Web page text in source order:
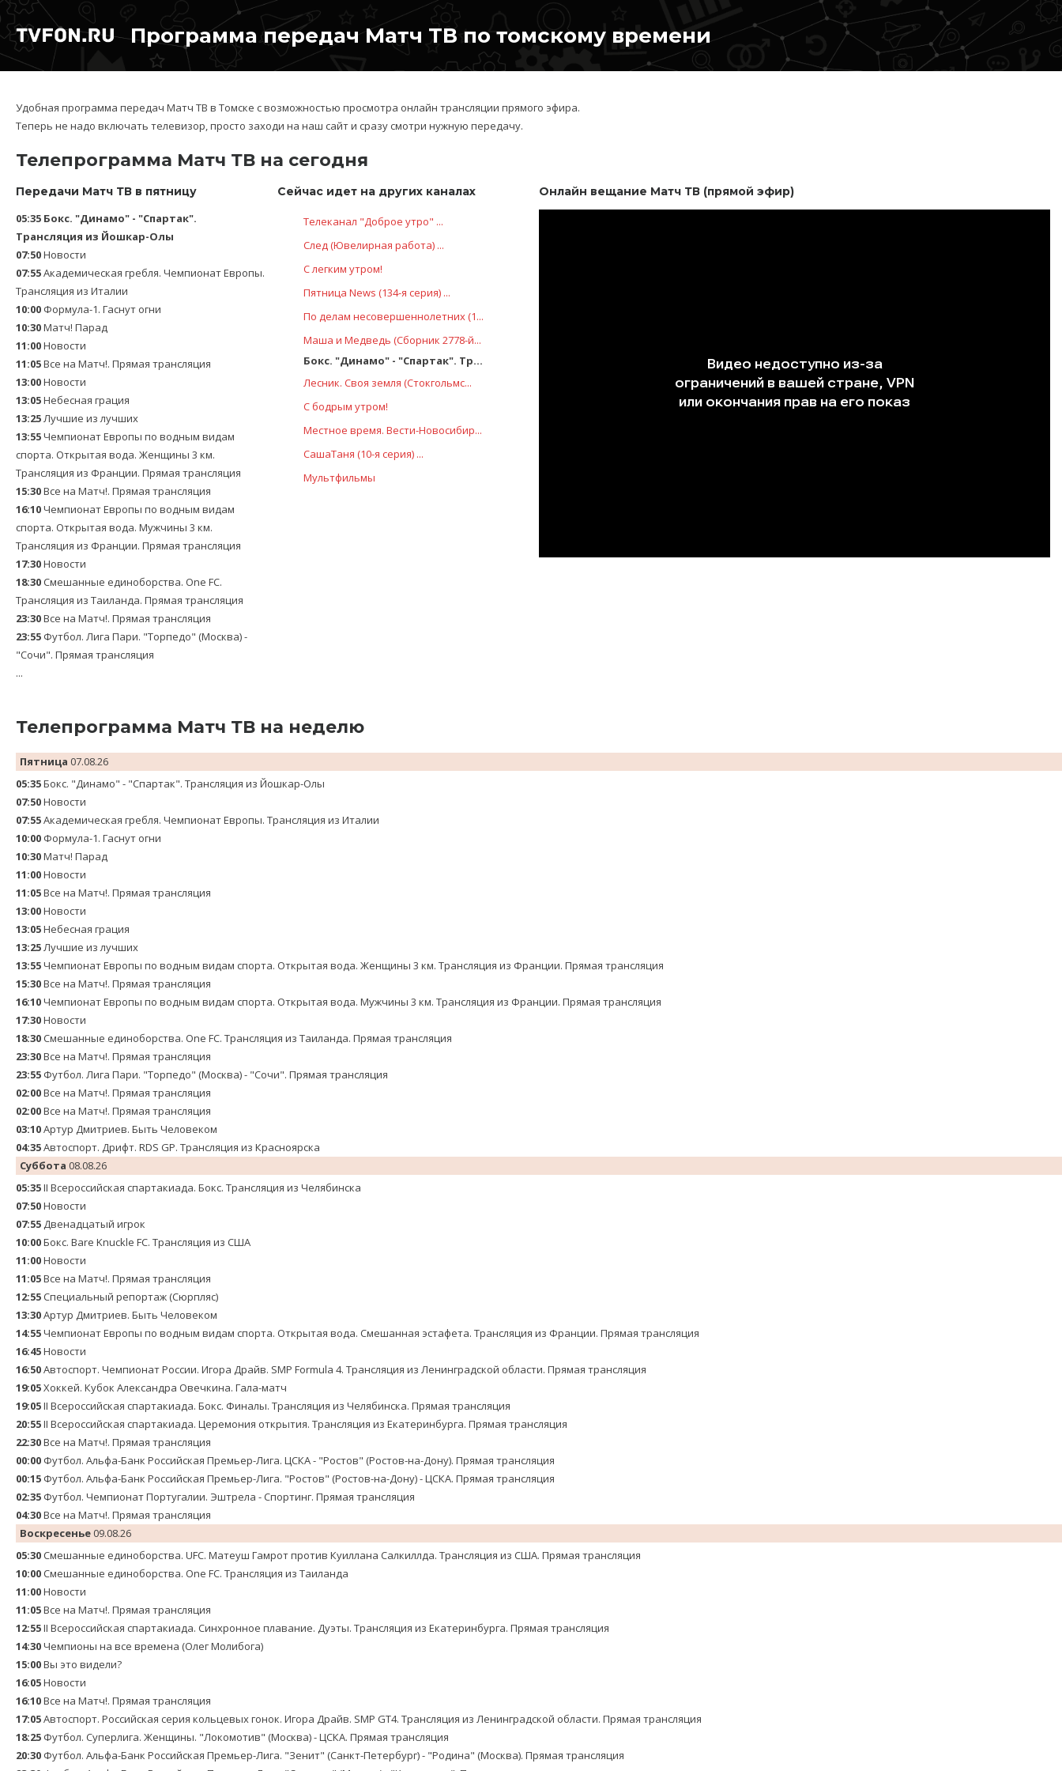
Программа передач Матч ТВ по томскому времени
Удобная программа передач Матч ТВ в Томске с возможностью просмотра онлайн трансляции прямого эфира.
Теперь не надо включать телевизор, просто заходи на наш сайт и сразу смотри нужную передачу.
Телепрограмма Матч ТВ на сегодня
Передачи Матч ТВ в пятницу
05:35 Бокс. "Динамо" - "Спартак".
Трансляция из Йошкар-Олы
07:50Новости
07:55Академическая гребля. Чемпионат Европы.
Трансляция из Италии
10:00 Формула-1. Гаснут огни
10:30Матч! Парад
11:00Новости
11:05Все на Матч!. Прямая трансляция
13:00Новости
13:05Небесная грация
13:25Лучшие из лучших
13:55Чемпионат Европы по водным видам
спорта. Открытая вода. Женщины 3 км.
Трансляция из Франции. Прямая трансляция
15:30Все на Матч!. Прямая трансляция
16:10Чемпионат Европы по водным видам
спорта. Открытая вода. Мужчины 3 км.
Трансляция из Франции. Прямая трансляция
17:30Новости
18:30Смешанные единоборства. One FC.
Трансляция из Таиланда. Прямая трансляция
23:30Все на Матч!. Прямая трансляция
23:55 Футбол. Лига Пари. "Торпедо" (Москва) -
"Сочи". Прямая трансляция
...
Сейчас идет на других каналах
Телеканал "Доброе утро" ...
След (Ювелирная работа) ...
С легким утром!
Пятница News (134-я серия) ...
По делам несовершеннолетних (1...
Маша и Медведь (Сборник 2778-й...
Бокс. "Динамо" - "Спартак". Тр...
Лесник. Своя земля (Стокгольмс...
С бодрым утром!
Местное время. Вести-Новосибир...
СашаТаня (10-я серия) ...
Мультфильмы
Онлайн вещание Матч ТВ (прямой эфир)
Телепрограмма Матч ТВ на неделю
Пятница 07.08.26
05:35Бокс. "Динамо" - "Спартак". Трансляция из Йошкар-Олы
07:50Новости
07:55Академическая гребля. Чемпионат Европы. Трансляция из Италии
10:00 Формула-1. Гаснут огни
10:30Матч! Парад
11:00Новости
11:05Все на Матч!. Прямая трансляция
13:00Новости
13:05Небесная грация
13:25Лучшие из лучших
13:55Чемпионат Европы по водным видам спорта. Открытая вода. Женщины 3 км. Трансляция из Франции. Прямая трансляция
15:30Все на Матч!. Прямая трансляция
16:10Чемпионат Европы по водным видам спорта. Открытая вода. Мужчины 3 км. Трансляция из Франции. Прямая трансляция
17:30Новости
18:30Смешанные единоборства. One FC. Трансляция из Таиланда. Прямая трансляция
23:30Все на Матч!. Прямая трансляция
23:55 Футбол. Лига Пари. "Торпедо" (Москва) - "Сочи". Прямая трансляция
02:00Все на Матч!. Прямая трансляция
02:00Все на Матч!. Прямая трансляция
03:10Артур Дмитриев. Быть Человеком
04:35Автоспорт. Дрифт. RDS GP. Трансляция из Красноярска
Суббота 08.08.26
05:35II Всероссийская спартакиада. Бокс. Трансляция из Челябинска
07:50Новости
07:55Двенадцатый игрок
10:00Бокс. Bare Knuckle FC. Трансляция из США
11:00Новости
11:05Все на Матч!. Прямая трансляция
12:55Специальный репортаж (Сюрпляс)
13:30Артур Дмитриев. Быть Человеком
14:55Чемпионат Европы по водным видам спорта. Открытая вода. Смешанная эстафета. Трансляция из Франции. Прямая трансляция
16:45Новости
16:50Автоспорт. Чемпионат России. Игора Драйв. SMP Formula 4. Трансляция из Ленинградской области. Прямая трансляция
19:05Хоккей. Кубок Александра Овечкина. Гала-матч
19:05II Всероссийская спартакиада. Бокс. Финалы. Трансляция из Челябинска. Прямая трансляция
20:55II Всероссийская спартакиада. Церемония открытия. Трансляция из Екатеринбурга. Прямая трансляция
22:30Все на Матч!. Прямая трансляция
00:00 Футбол. Альфа-Банк Российская Премьер-Лига. ЦСКА - "Ростов" (Ростов-на-Дону). Прямая трансляция
00:15 Футбол. Альфа-Банк Российская Премьер-Лига. "Ростов" (Ростов-на-Дону) - ЦСКА. Прямая трансляция
02:35 Футбол. Чемпионат Португалии. Эштрела - Спортинг. Прямая трансляция
04:30Все на Матч!. Прямая трансляция
Воскресенье 09.08.26
05:30Смешанные единоборства. UFC. Матеуш Гамрот против Куиллана Салкиллда. Трансляция из США. Прямая трансляция
10:00Смешанные единоборства. One FC. Трансляция из Таиланда
11:00Новости
11:05Все на Матч!. Прямая трансляция
12:55II Всероссийская спартакиада. Синхронное плавание. Дуэты. Трансляция из Екатеринбурга. Прямая трансляция
14:30Чемпионы на все времена (Олег Молибога)
15:00Вы это видели?
16:05Новости
16:10Все на Матч!. Прямая трансляция
17:05Автоспорт. Российская серия кольцевых гонок. Игора Драйв. SMP GT4. Трансляция из Ленинградской области. Прямая трансляция
18:25 Футбол. Суперлига. Женщины. "Локомотив" (Москва) - ЦСКА. Прямая трансляция
20:30 Футбол. Альфа-Банк Российская Премьер-Лига. "Зенит" (Санкт-Петербург) - "Родина" (Москва). Прямая трансляция